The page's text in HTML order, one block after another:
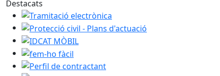
Destacats
Tramitació electrònica
Protecció civil - Plans d'actuació
IDCAT MÒBIL
fem-ho fàcil
Perfil de contractant